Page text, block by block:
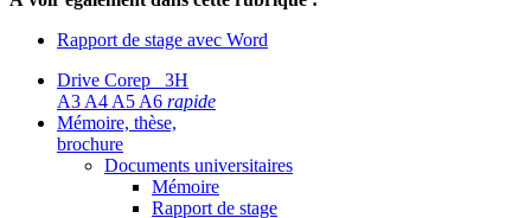
Rapport de stage avec Word
Drive Corep 3H
A3 A4 A5 A6 rapide
Mémoire, thèse,
brochure
Documents universitaires
Mémoire
Rapport de stage